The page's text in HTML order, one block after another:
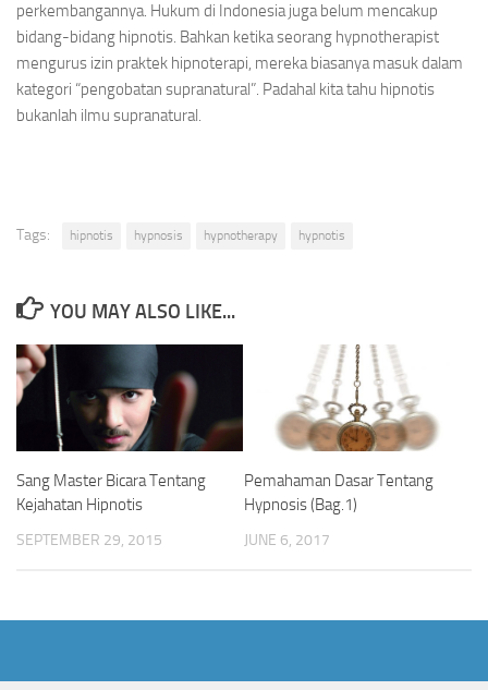
perkembangannya. Hukum di Indonesia juga belum mencakup
bidang-bidang hipnotis. Bahkan ketika seorang hypnotherapist
mengurus izin praktek hipnoterapi, mereka biasanya masuk dalam
kategori “pengobatan supranatural”. Padahal kita tahu hipnotis
bukanlah ilmu supranatural.
Tags: hipnotis hypnosis hypnotherapy hypnotis
YOU MAY ALSO LIKE...
Sang Master Bicara Tentang
Kejahatan Hipnotis
SEPTEMBER 29, 2015
Pemahaman Dasar Tentang
Hypnosis (Bag.1)
JUNE 6, 2017